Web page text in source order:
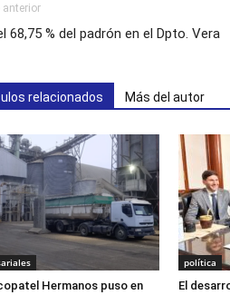
anterior
68,75 % del padrón en el Dpto. Vera
relacionados Más del autor
Hermanos puso en
política
El